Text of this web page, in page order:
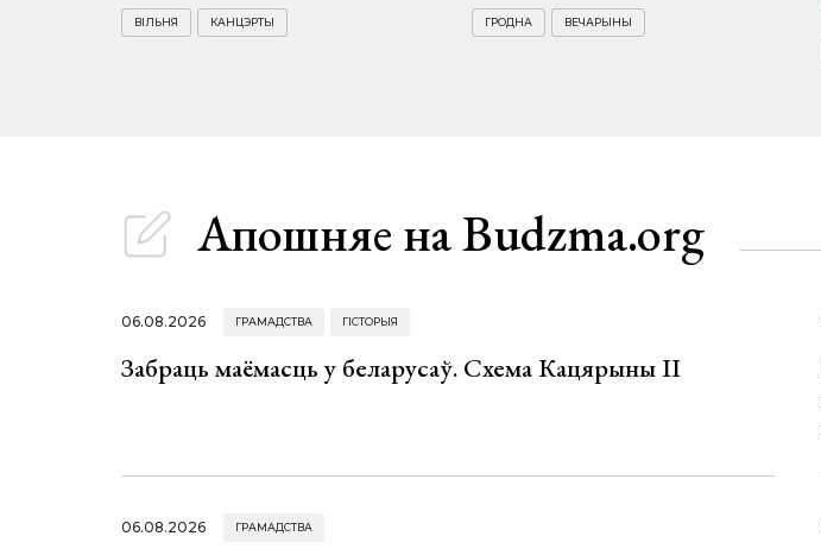
ВІЛЬНЯ КАНЦЭРТЫ ГРОДНА ВЕЧАРЫНЫ
Апошняе на Budzma.org
06.08.2026 ГРАМАДСТВА ГІСТОРЫЯ
Забраць маёмасць у беларусаў. Схема Кацярыны ІІ
06.08.2026 ГРАМАДСТВА